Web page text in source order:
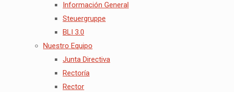
Información General
Steuergruppe
BLI 3.0
Nuestro Equipo
Junta Directiva
Rectoría
Rector